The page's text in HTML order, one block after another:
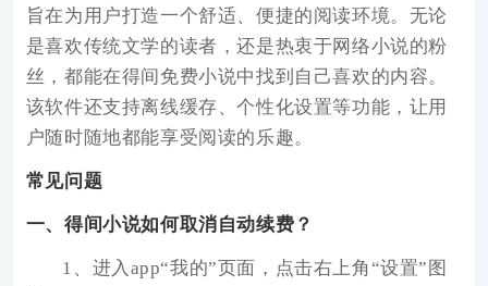
旨在为用户打造一个舒适、便捷的阅读环境。无论
是喜欢传统文学的读者，还是热衷于网络小说的粉
丝，都能在得间免费小说中找到自己喜欢的内容。
该软件还支持离线缓存、个性化设置等功能，让用
户随时随地都能享受阅读的乐趣。
常见问题
一、得间小说如何取消自动续费？
1、进入app“我的”页面，点击右上角“设置”图